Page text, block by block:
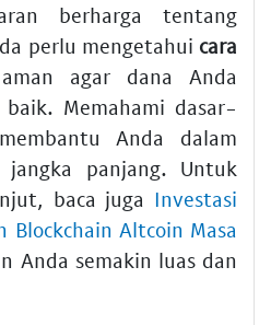
berharga tentang
perlu mengetahui cara
agar dana Anda
Memahami dasar-
Anda dalam
jangka panjang. Untuk
baca juga Investasi
Blockchain Altcoin Masa
Anda semakin luas dan